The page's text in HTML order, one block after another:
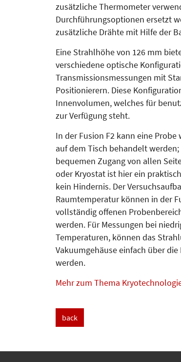
zusätzliche Thermo­meter
Durchführungsoptionen ersetzt
zusätzliche Drähte mit Hilfe der
Eine Strahlhöhe von 126 mm
verschiedene opti­sche
Transmissionsmessungen mit
Positionierern. Diese
Innen­volumen, welches für
zur Verfügung steht.
In der Fusion F2 kann eine
auf dem Tisch behandelt
bequemen Zugang von allen
oder Kryostat ist hier ein
kein Hindernis. Der
Raumtemperatur können in der
vollständig offenen
werden. Für Messungen bei
Temperaturen, können das
Vakuumgehäuse einfach über
werden.
Mehr zum Thema
back